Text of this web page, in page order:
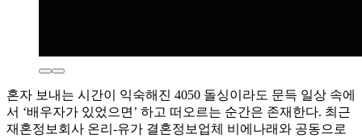
혼자 보내는 시간이 익숙해진 4050 돌싱이라도 문득 일상 속에
서 ‘배우자가 있었으면’ 하고 떠오르는 순간은 존재한다. 최근
재혼정보회사 온리-유가 결혼정보업체 비에나래와 공동으로